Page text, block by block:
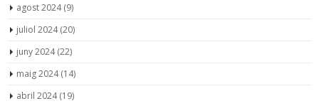
agost 2024(9)
juliol 2024(20)
juny 2024(22)
maig 2024(14)
abril 2024(19)